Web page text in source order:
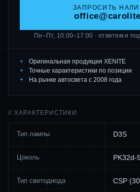
ЗАПРОСИТЬ
Пн–Пт, 10:00–17:00 · ответим и
Оригинальная продукция XENITE
Точные характеристики по позиции
На рынке автосвета с 2008 года
// ХАРАКТЕРИСТИКИ
Тип лампы D3S
Цоколь PK32d-
Тип светодиода CSP